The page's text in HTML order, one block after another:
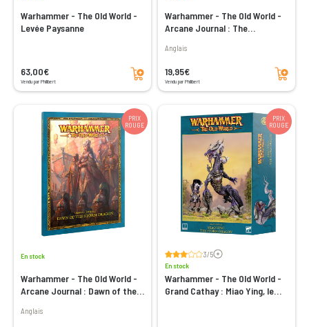
Warhammer - The Old World -
Levée Paysanne
63,00€
Vendu par Philibert
Ajouter au panier
Warhammer - The Old World -
Arcane Journal : The
Bastion
Anglais
19,95€
Vendu par Philibert
Ajouter au panier
PRIX
ROUGE
En stock
Warhammer - The Old World -
Arcane Journal : Dawn of the
Anglais
PRIX
ROUGE
3/5Voir les avis
En stock
Warhammer - The Old World -
Grand Cathay : Miao Ying, le